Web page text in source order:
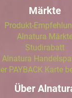
Märkte
Produkt-
Alnatura
Studirabatt
Alnatura
PAYBACK Karte
Über